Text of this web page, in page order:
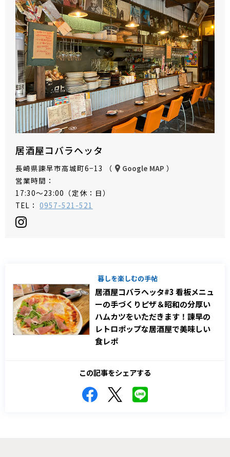
居酒屋コバラヘッタ
長崎県諫早市高城町6−13 （ Google MAP ）
営業時間：
17:30～23:00（定休：日）
TEL： 0957-521-521
暮しを楽しむの手帖
居酒屋コバラヘッタ#3 看板メニュ
ーの手づくりピザ＆昭和の分厚い
ハムカツをいただきます！諫早の
レトロポップな居酒屋で美味しい
食レポ
この記事をシェアする